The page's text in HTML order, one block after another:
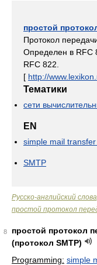
простой
Протокол
Определен в
RFC 822.
[ http://
Тематики
сети
EN
simple mail
SMTP
Русско-английский
простой протокол
8
простой протокол
(протокол SMTP)
Programming: simple